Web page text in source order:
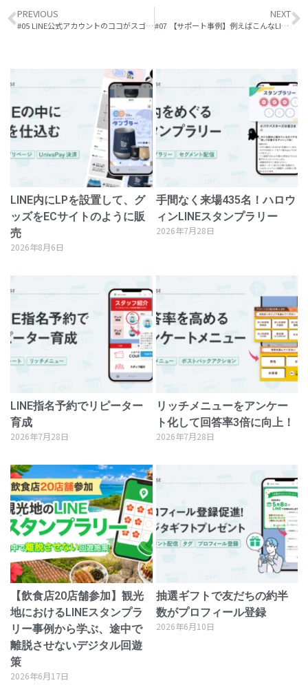
PREVIOUS
#05 LINE公式アカウントのココがスゴイ！基本編
NEXT
#07 【サポート事例】例えばこんなLINE活用術～エフエム鹿児島～
LINE内にLPを設置して、グ
ッズをECサイトのように販
売
2026年8月6日
手間なく来場435名！ハロウ
ィンLINEスタンプラリー
2026年7月28日
LINE指名予約でリピーター
育成
2026年7月28日
リッチメニューをアンケー
ト化して回答率3倍に向上！
2026年7月28日
【飲食店20店舗参加】観光
地におけるLINEスタンプラ
リー事例から学ぶ、途中で
離脱させないデジタル回遊
策
2026年6月17日
抽選ギフトで友だちの約半
数がプロフィール登録
2026年6月10日